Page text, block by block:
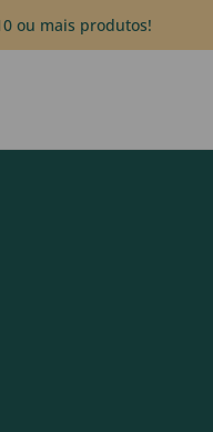
ou mais produtos!